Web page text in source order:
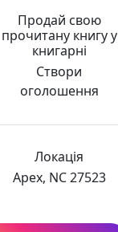
Продай свою
прочитану книгу у
книгарні
Створи
оголошення
Локація
Apex, NC 27523